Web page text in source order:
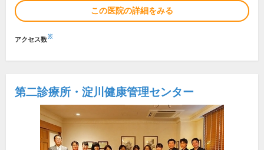
この医院の詳細をみる
アクセス数※
第二診療所・淀川健康管理センター